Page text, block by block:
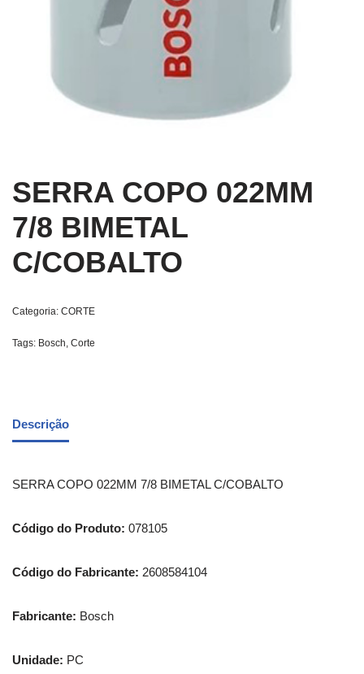
SERRA COPO 022MM
7/8 BIMETAL
C/COBALTO
Categoria: CORTE
Tags: Bosch, Corte
Descrição
SERRA COPO 022MM 7/8 BIMETAL C/COBALTO
Código do Produto: 078105
Código do Fabricante: 2608584104
Fabricante: Bosch
Unidade: PC